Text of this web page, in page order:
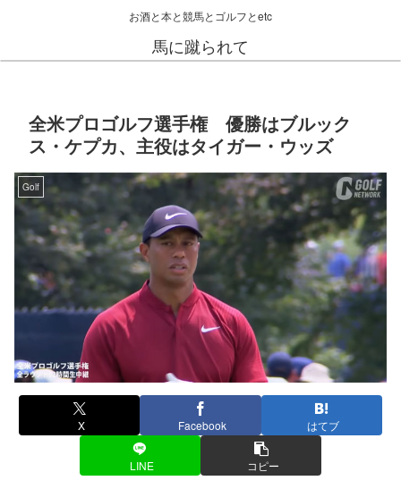
お酒と本と競馬とゴルフとetc
馬に蹴られて
全米プロゴルフ選手権 優勝はブルック
ス・ケプカ、主役はタイガー・ウッズ
Golf
X Facebook はてブ
LINE コピー